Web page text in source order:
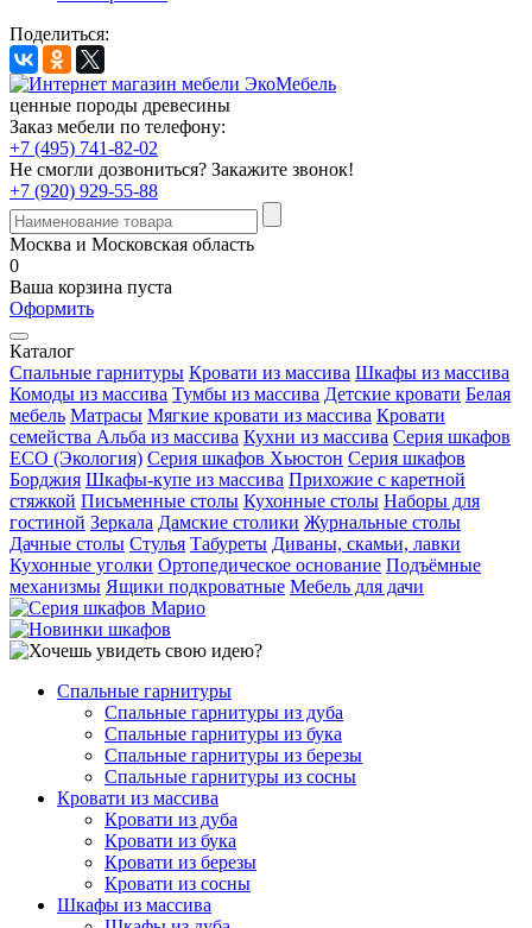
Поделиться:
ценные породы древесины
Заказ мебели по телефону:
+7 (495) 741-82-02
Не смогли дозвониться? Закажите звонок!
+7 (920) 929-55-88
Москва и Московская область
0
Ваша корзина пуста
Оформить
Каталог
Спальные гарнитуры Кровати из массива Шкафы из массива
Комоды из массива Тумбы из массива Детские кровати Белая
мебель Матрасы Мягкие кровати из массива Кровати
семейства Альба из массива Кухни из массива Серия шкафов
ECO (Экология) Серия шкафов Хьюстон Серия шкафов
Борджия Шкафы-купе из массива Прихожие с каретной
стяжкой Письменные столы Кухонные столы Наборы для
гостиной Зеркала Дамские столики Журнальные столы
Дачные столы Стулья Табуреты Диваны, скамьи, лавки
Кухонные уголки Ортопедическое основание Подъёмные
механизмы Ящики подкроватные Мебель для дачи
Спальные гарнитуры
Спальные гарнитуры из дуба
Спальные гарнитуры из бука
Спальные гарнитуры из березы
Спальные гарнитуры из сосны
Кровати из массива
Кровати из дуба
Кровати из бука
Кровати из березы
Кровати из сосны
Шкафы из массива